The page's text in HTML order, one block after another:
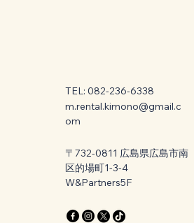
TEL: 082-236-6338
m.rental.kimono@gmail.c
om
〒732-0811 広島県広島市南
区的場町1-3-4
W&Partners5F